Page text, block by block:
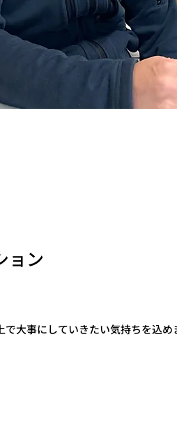
ョン
大事にしていきたい気持ちを込め